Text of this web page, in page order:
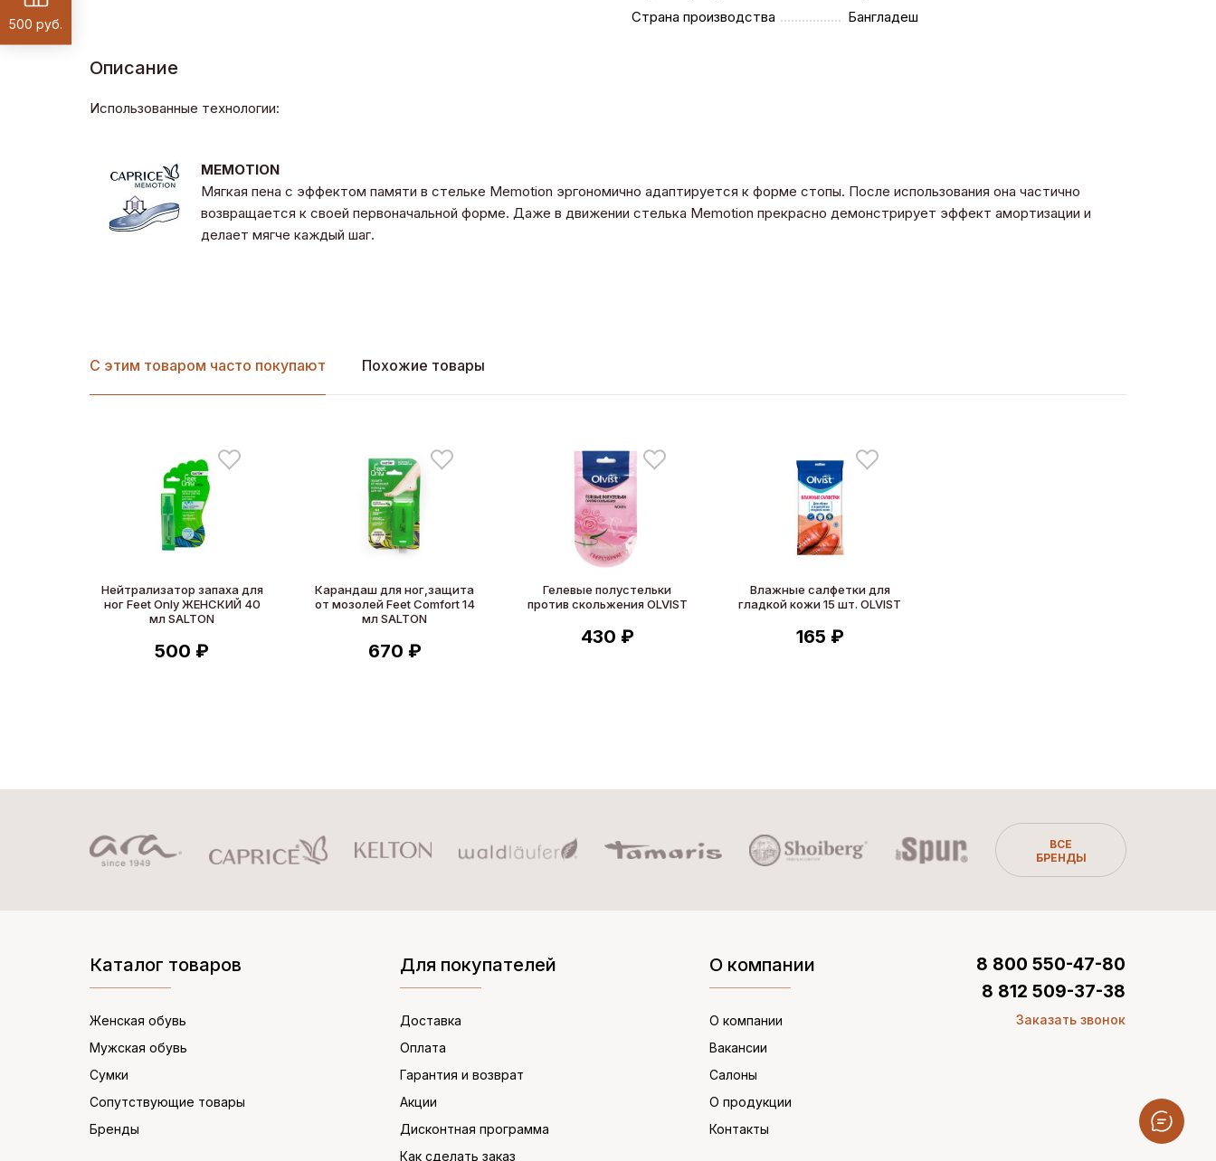
Страна производства
Бангладеш
Описание
Использованные технологии:
MEMOTION
Мягкая пена с эффектом памяти в стельке Memotion эргономично адаптируется к форме стопы. После использования она частично
возвращается к своей первоначальной форме. Даже в движении стелька Memotion прекрасно демонстрирует эффект амортизации и
делает мягче каждый шаг.
С этим товаром часто покупают Похожие товары
Нейтрализатор запаха для
ног Feet Only ЖЕНСКИЙ 40
мл SALTON
500 ₽
Карандаш для ног,защита
от мозолей Feet Comfort 14
мл SALTON
670 ₽
Гелевые полустельки
против скольжения OLVIST
430 ₽
Влажные салфетки для
гладкой кожи 15 шт. OLVIST
165 ₽
ВСЕ
БРЕНДЫ
Каталог товаров
Женская обувь
Мужская обувь
Сумки
Сопутствующие товары
Бренды
Для покупателей
Доставка
Оплата
Гарантия и возврат
Акции
Дисконтная программа
Как сделать заказ
О компании
О компании
Вакансии
Салоны
О продукции
Контакты
8 800 550-47-80
8 812 509-37-38
Заказать звонок
500 руб.